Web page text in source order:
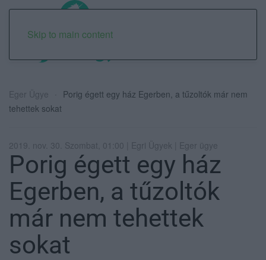
Skip to main content
Eger Ügye
Porig égett egy ház Egerben, a tűzoltók már nem
tehettek sokat
2019. nov. 30. Szombat, 01:00 | Egri Ügyek | Eger ügye
Porig égett egy ház
Egerben, a tűzoltók
már nem tehettek
sokat